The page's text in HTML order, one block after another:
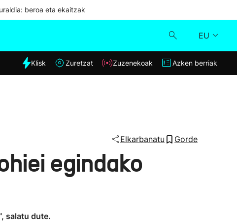
beroa eta ekaitzak
EU
Klisk
Klisk Zuretzat Zuzenekoak Azken berriak
Elkarbanatu Gorde
egindako
salatu dute.